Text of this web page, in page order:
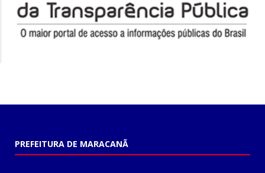
PREFEITURA DE MARACANÃ